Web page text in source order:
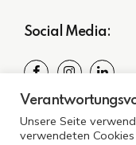
Social Media:
Spezialisiert auf
Beleuchtung, die
Unsere Seite
verwendeten